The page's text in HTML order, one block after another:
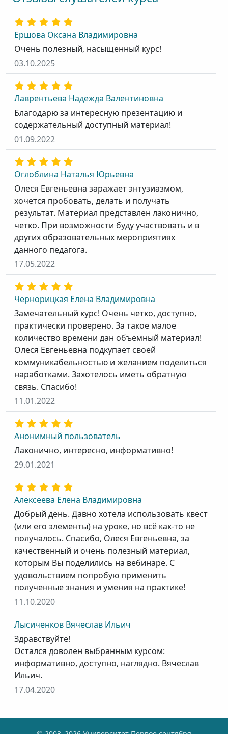
Ершова Оксана Владимировна
Очень полезный, насыщенный курс!
03.10.2025
Лаврентьева Надежда Валентиновна
Благодарю за интересную презентацию и
содержательный доступный материал!
01.09.2022
Оглоблина Наталья Юрьевна
Олеся Евгеньевна заражает энтузиазмом,
хочется пробовать, делать и получать
результат. Материал представлен лаконично,
четко. При возможности буду участвовать и в
других образовательных мероприятиях
данного педагога.
17.05.2022
Чернорицкая Елена Владимировна
Замечательный курс! Очень четко, доступно,
практически проверено. За такое малое
количество времени дан объемный материал!
Олеся Евгеньевна подкупает своей
коммуникабельностью и желанием поделиться
наработками. Захотелось иметь обратную
связь. Спасибо!
11.01.2022
Анонимный пользователь
Лаконично, интересно, информативно!
29.01.2021
Алексеева Елена Владимировна
Добрый день. Давно хотела использовать квест
(или его элементы) на уроке, но всё как-то не
получалось. Спасибо, Олеся Евгеньевна, за
качественный и очень полезный материал,
которым Вы поделились на вебинаре. С
удовольствием попробую применить
полученные знания и умения на практике!
11.10.2020
Лысиченков Вячеслав Ильич
Здравствуйте!
Остался доволен выбранным курсом:
информативно, доступно, наглядно. Вячеслав
Ильич.
17.04.2020